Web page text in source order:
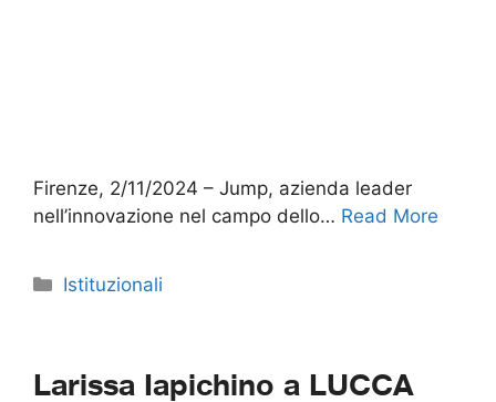
Firenze, 2/11/2024 – Jump, azienda leader
nell’innovazione nel campo dello… Read More
Categorie
Istituzionali
Larissa Iapichino a LUCCA